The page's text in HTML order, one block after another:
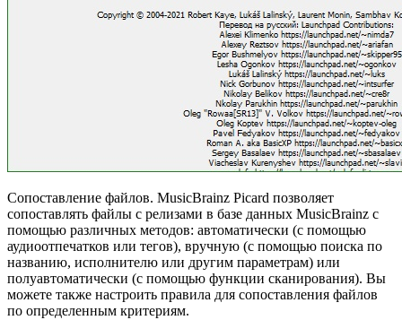
Сопоставление файлов. MusicBrainz Picard позволяет
сопоставлять файлы с релизами в базе данных MusicBrainz с
помощью различных методов: автоматически (с помощью
аудиоотпечатков или тегов), вручную (с помощью поиска по
названию, исполнителю или другим параметрам) или
полуавтоматически (с помощью функции сканирования). Вы
можете также настроить правила для сопоставления файлов
по определенным критериям.